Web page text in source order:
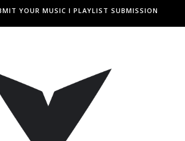
YOUR MUSIC I PLAYLIST SUBMISSION